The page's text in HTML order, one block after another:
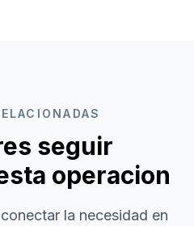
seguir
operacion
la necesidad en